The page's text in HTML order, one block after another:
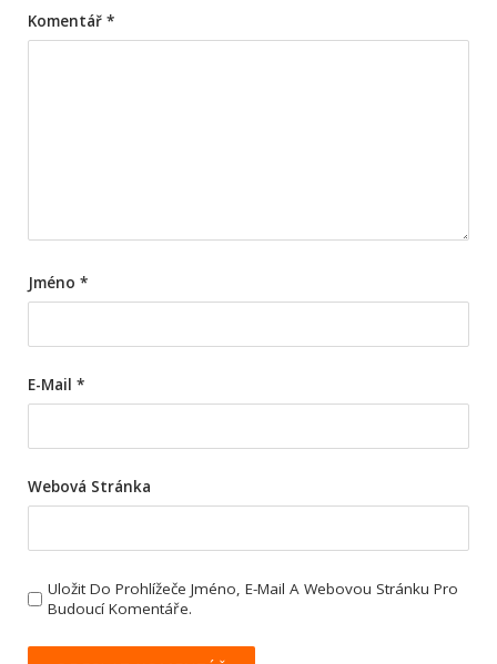
Komentář *
Jméno *
E-Mail *
Webová Stránka
Uložit Do Prohlížeče Jméno, E-Mail A Webovou Stránku Pro
Budoucí Komentáře.